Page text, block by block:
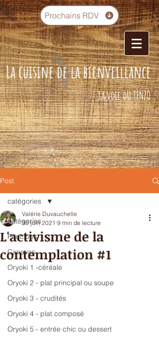
Prochains RDV
La cuisine de la bienveillance
La voie dU TENZO
Post
catégories
Principes
Canevas
Oryoki 1 -céréale
Oryoki 2 - plat principal ou soupe
Oryoki 3 - crudités
Oryoki 4 - plat composé
Oryoki 5 - entrée chic ou dessert
catégories
L'activisme de la
contemplation #1
Valérie Duvauchelle
30 juin 2021 9 min de lecture